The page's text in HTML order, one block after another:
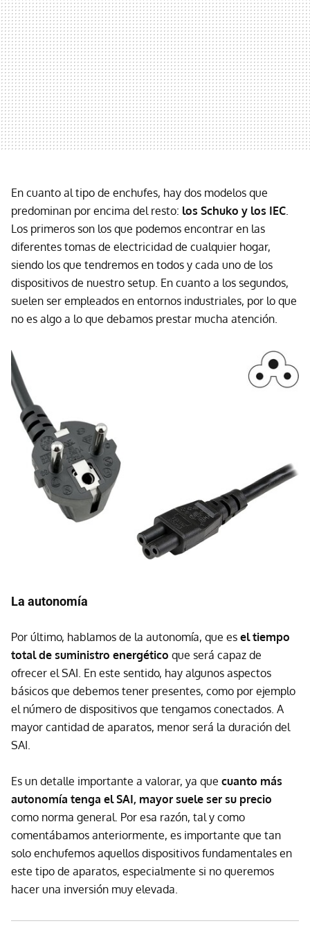
En cuanto al tipo de enchufes, hay dos modelos que
predominan por encima del resto: los Schuko y los IEC.
Los primeros son los que podemos encontrar en las
diferentes tomas de electricidad de cualquier hogar,
siendo los que tendremos en todos y cada uno de los
dispositivos de nuestro setup. En cuanto a los segundos,
suelen ser empleados en entornos industriales, por lo que
no es algo a lo que debamos prestar mucha atención.
La autonomía
Por último, hablamos de la autonomía, que es el tiempo
total de suministro energético que será capaz de
ofrecer el SAI. En este sentido, hay algunos aspectos
básicos que debemos tener presentes, como por ejemplo
el número de dispositivos que tengamos conectados. A
mayor cantidad de aparatos, menor será la duración del
SAI.
Es un detalle importante a valorar, ya que cuanto más
autonomía tenga el SAI, mayor suele ser su precio
como norma general. Por esa razón, tal y como
comentábamos anteriormente, es importante que tan
solo enchufemos aquellos dispositivos fundamentales en
este tipo de aparatos, especialmente si no queremos
hacer una inversión muy elevada.